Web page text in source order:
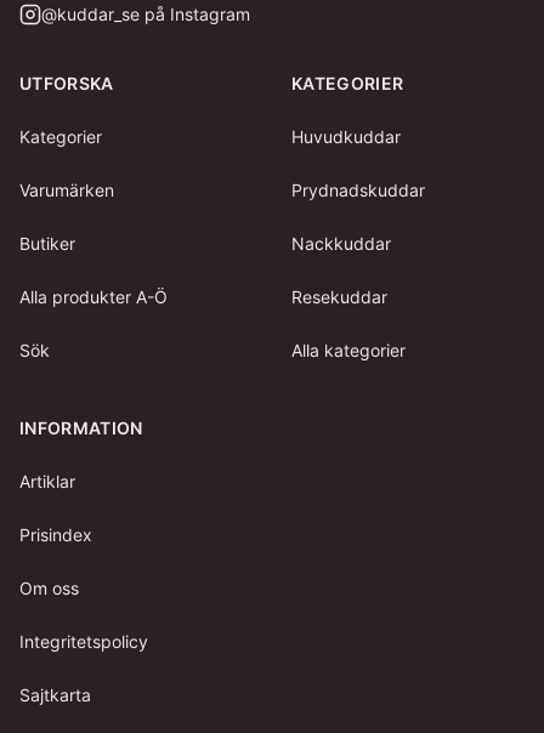
@kuddar_se på Instagram
UTFORSKA
Kategorier
Varumärken
Butiker
Alla produkter A-Ö
Sök
KATEGORIER
Huvudkuddar
Prydnadskuddar
Nackkuddar
Resekuddar
Alla kategorier
INFORMATION
Artiklar
Prisindex
Om oss
Integritetspolicy
Sajtkarta